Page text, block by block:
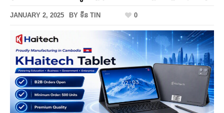
JANUARY 2, 2025 BY ទីន TIN 0